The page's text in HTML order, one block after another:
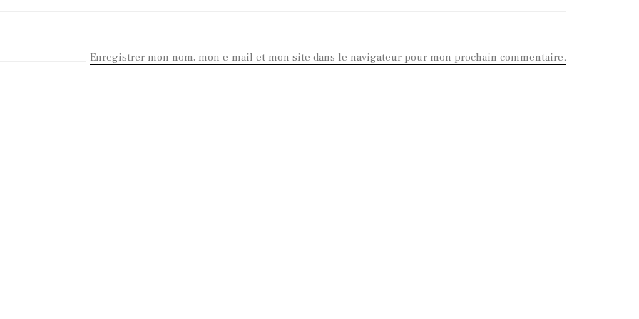
Enregistrer mon nom, mon e-mail et mon site dans le navigateur pour mon prochain commentaire.